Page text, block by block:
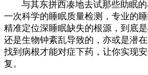
与其东拼西凑地去试那些助眠的
一次科学的睡眠质量检测，专业的
精准定位深睡眠缺失的根源，到底
还是生物钟紊乱导致的，亦或是潜
找到病根才能对症下药，让你实现
复。